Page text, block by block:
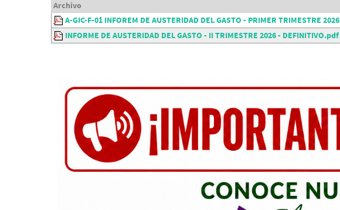
Archivo
A-GIC-F-01 INFOREM DE AUSTERIDAD DEL GASTO - PRIMER TRIMESTRE
INFORME DE AUSTERIDAD DEL GASTO - II TRIMESTRE 2026 - DEFINITIVO.pdf